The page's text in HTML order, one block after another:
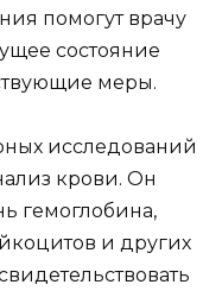
помогут врачу
состояние
меры.
исследований
крови. Он
гемоглобина,
и других